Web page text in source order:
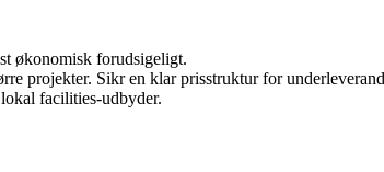
økonomisk forudsigeligt.
projekter. Sikr en klar prisstruktur for
facilities‑udbyder.